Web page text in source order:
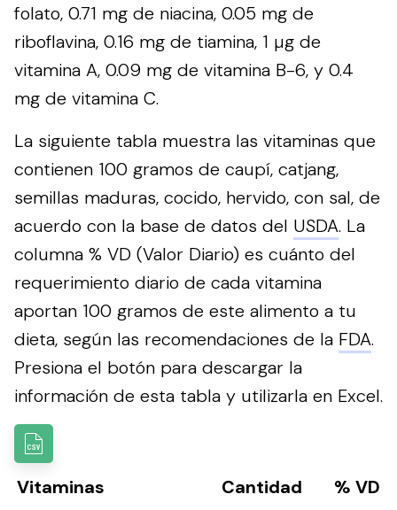
folato, 0.71 mg de niacina, 0.05 mg de
riboflavina, 0.16 mg de tiamina, 1 µg de
vitamina A, 0.09 mg de vitamina B-6, y 0.4
mg de vitamina C.
La siguiente tabla muestra las vitaminas que
contienen 100 gramos de caupí, catjang,
semillas maduras, cocido, hervido, con sal, de
acuerdo con la base de datos del USDA. La
columna % VD (Valor Diario) es cuánto del
requerimiento diario de cada vitamina
aportan 100 gramos de este alimento a tu
dieta, según las recomendaciones de la FDA.
Presiona el botón para descargar la
información de esta tabla y utilizarla en Excel.
Vitaminas Cantidad
% VD